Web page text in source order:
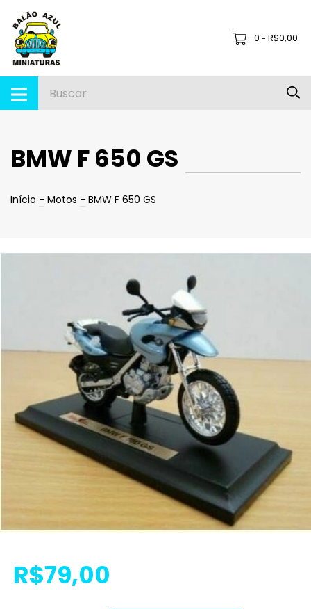
0 - R$0,00
BMW F 650 GS
Início - Motos - BMW F 650 GS
R$79,00